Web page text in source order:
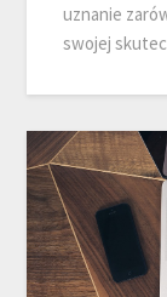
uznanie
swojej